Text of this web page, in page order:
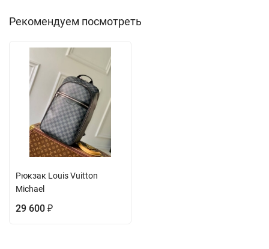
Рекомендуем посмотреть
Рюкзак Louis Vuitton
Michael
29 600 ₽